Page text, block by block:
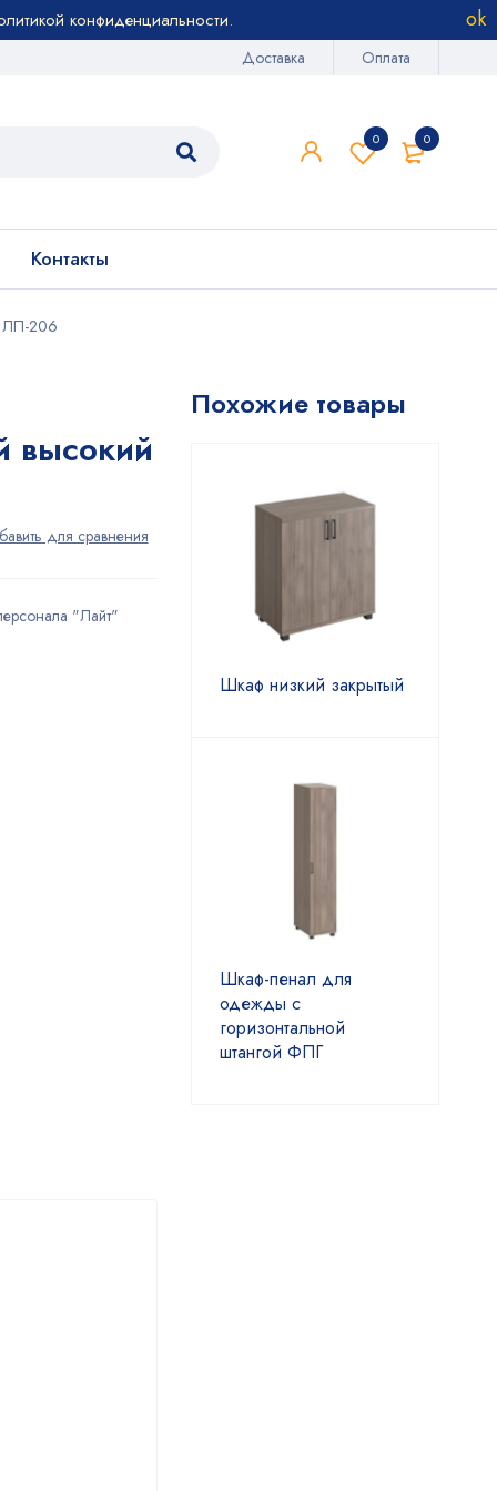
конфиденциальности.
Доставка Оплата
0
0
Контакты
ЛП-206
высокий
"Лайт"
Похожие товары
Шкаф низкий закрытый
Шкаф-пенал для
одежды с
горизонтальной
штангой ФПГ